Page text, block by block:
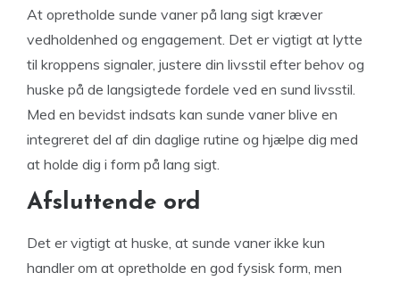
At opretholde sunde vaner på lang sigt kræver
vedholdenhed og engagement. Det er vigtigt at lytte
til kroppens signaler, justere din livsstil efter behov og
huske på de langsigtede fordele ved en sund livsstil.
Med en bevidst indsats kan sunde vaner blive en
integreret del af din daglige rutine og hjælpe dig med
at holde dig i form på lang sigt.
Afsluttende ord
Det er vigtigt at huske, at sunde vaner ikke kun
handler om at opretholde en god fysisk form, men